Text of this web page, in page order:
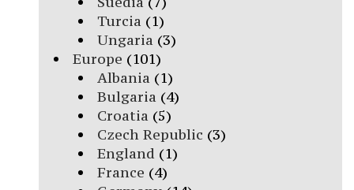
Turcia (1)
Ungaria (3)
Europe (101)
Albania (1)
Bulgaria (4)
Croatia (5)
Czech Republic (3)
England (1)
France (4)